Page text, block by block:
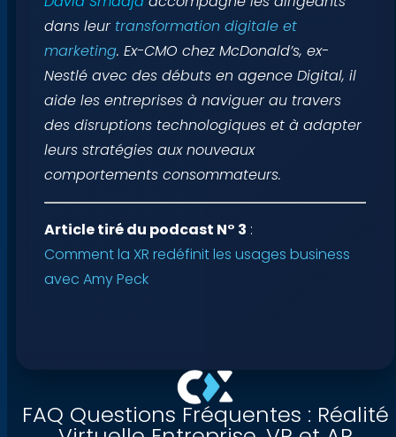
dans leur transformation digitale et
marketing. Ex-CMO chez McDonald’s, ex-
Nestlé avec des débuts en agence Digital, il
aide les entreprises à naviguer au travers
des disruptions technologiques et à adapter
leurs stratégies aux nouveaux
comportements consommateurs.
Article tiré du podcast N° 3 :
Comment la XR redéfinit les usages business
avec Amy Peck
FAQ Questions Fréquentes : Réalité